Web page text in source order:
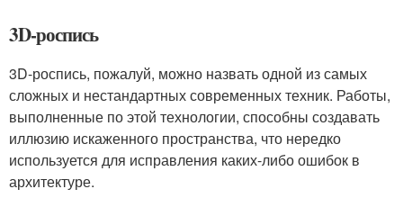
3D-роспись
3D-роспись, пожалуй, можно назвать одной из самых
сложных и нестандартных современных техник. Работы,
выполненные по этой технологии, способны создавать
иллюзию искаженного пространства, что нередко
используется для исправления каких-либо ошибок в
архитектуре.